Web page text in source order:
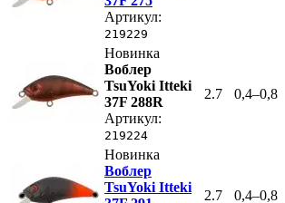
Артикул:
219229
Новинка
Воблер
TsuYoki Itteki
37F 288R
Артикул:
219224
2.7 0,4–0,8
Новинка
Воблер
TsuYoki Itteki
2.7 0,4–0,8